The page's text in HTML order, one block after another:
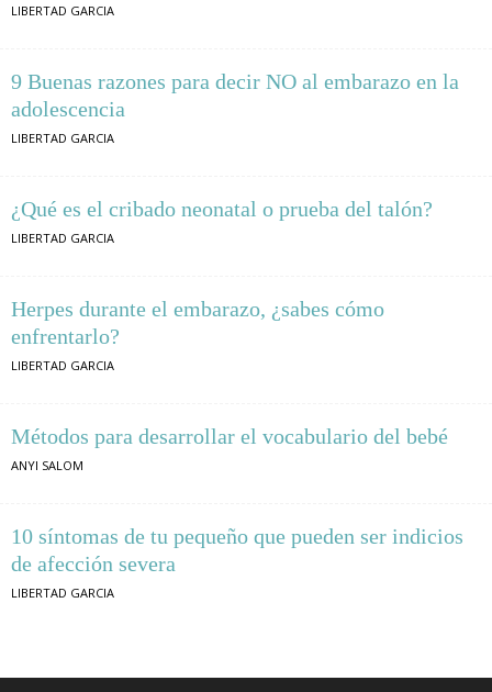
LIBERTAD GARCIA
9 Buenas razones para decir NO al embarazo en la
adolescencia
LIBERTAD GARCIA
¿Qué es el cribado neonatal o prueba del talón?
LIBERTAD GARCIA
Herpes durante el embarazo, ¿sabes cómo
enfrentarlo?
LIBERTAD GARCIA
Métodos para desarrollar el vocabulario del bebé
ANYI SALOM
10 síntomas de tu pequeño que pueden ser indicios
de afección severa
LIBERTAD GARCIA